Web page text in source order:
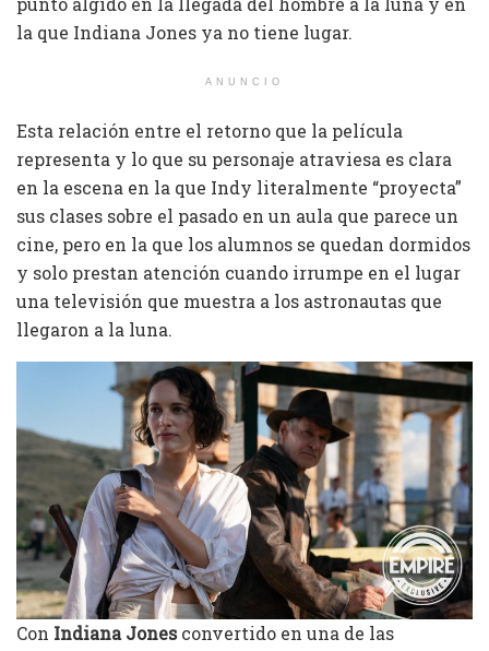
la que Indiana Jones ya no tiene lugar.
ANUNCIO
Esta relación entre el retorno que la película
representa y lo que su personaje atraviesa es clara
en la escena en la que Indy literalmente “proyecta”
sus clases sobre el pasado en un aula que parece un
cine, pero en la que los alumnos se quedan dormidos
y solo prestan atención cuando irrumpe en el lugar
una televisión que muestra a los astronautas que
llegaron a la luna.
Con Indiana Jonesconvertido en una de las